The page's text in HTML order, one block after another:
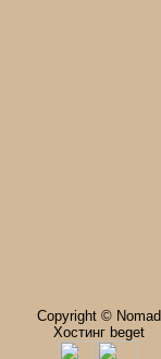
Copyright © Nomad
Хостинг beget